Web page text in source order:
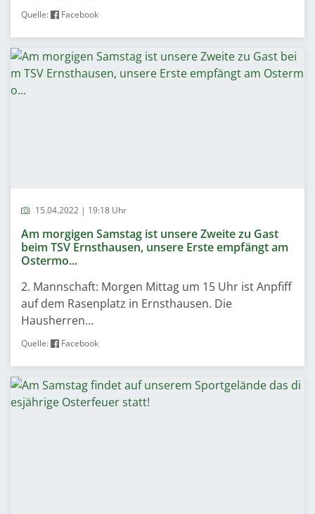
Quelle: Facebook
15.04.2022 | 19:18 Uhr
Am morgigen Samstag ist unsere Zweite zu Gast
beim TSV Ernsthausen, unsere Erste empfängt am
Ostermo...
2. Mannschaft: Morgen Mittag um 15 Uhr ist Anpfiff
auf dem Rasenplatz in Ernsthausen. Die
Hausherren...
Quelle: Facebook